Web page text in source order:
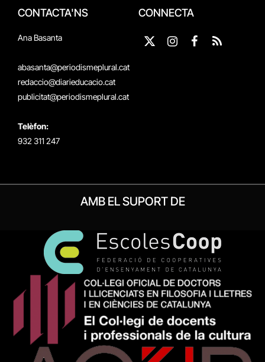
CONTACTA'NS
Ana Basanta
abasanta@periodismeplural.cat
redaccio@diarieducacio.cat
publicitat@periodismeplural.cat
Telèfon:
932 311 247
CONNECTA
X
Instagram
Facebook
RSS
AMB EL SUPORT DE